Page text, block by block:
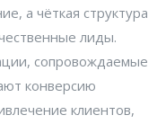
а чёткая структура
лиды.
сопровождаемые
конверсию
клиентов,